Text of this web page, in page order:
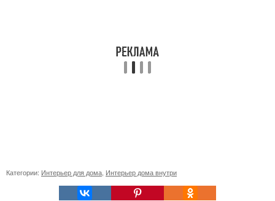
Категории: Интерьер для дома Интерьер дома внутри